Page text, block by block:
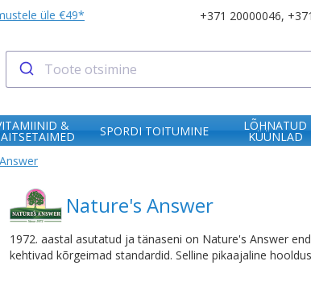
üle €49* +371 20000046,
& SPORDI TOITUMINE LÕHNATUD
KÜÜNLAD
Nature's Answer
1972. aastal asutatud ja tänaseni on Nature's Answer
kehtivad kõrgeimad standardid. Selline pikaajaline